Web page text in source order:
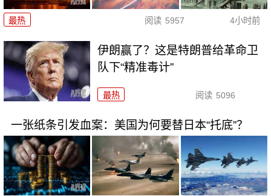
最热 阅读 5957 4小时前
伊朗赢了？这是特朗普给革命卫
队下“精准毒计”
最热 阅读 5096
一张纸条引发血案：美国为何要替日本“托底”？